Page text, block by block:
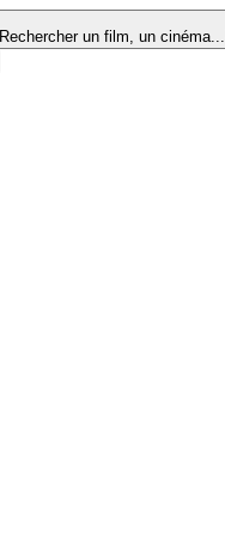
Rechercher un film, un cinéma...